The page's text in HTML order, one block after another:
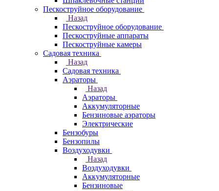
Пескоструйное оборудование
Назад
Пескоструйное оборудование
Пескоструйные аппараты
Пескоструйные камеры
Садовая техника
Назад
Садовая техника
Аэраторы
Назад
Аэраторы
Аккумуляторные
Бензиновые аэраторы
Электрические
Бензобуры
Бензопилы
Воздуходувки
Назад
Воздуходувки
Аккумуляторные
Бензиновые